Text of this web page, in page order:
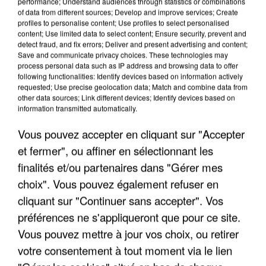
LES INTERVIEWS CHANTE
FRANCE
Voir plus
"JE SUIS À DISPOSITION DES
ENFOIRÉS"
"ON A TOUS LE TRAC"
"ON N'EST PAS DES PARENTS
of data from different sources; Develop and improve services; Create
profiles to personalise content; Use profiles to select personalised
content; Use limited data to select content; Ensure security, prevent and
detect fraud, and fix errors; Deliver and present advertising and content;
Save and communicate privacy choices. These technologies may
process personal data such as IP address and browsing data to offer
following functionalities: Identify devices based on information actively
requested; Use precise geolocation data; Match and combine data from
other data sources; Link different devices; Identify devices based on
information transmitted automatically.
Vous pouvez accepter en cliquant sur "Accepter
et fermer", ou affiner en sélectionnant les
finalités et/ou partenaires dans "Gérer mes
choix". Vous pouvez également refuser en
cliquant sur "Continuer sans accepter". Vos
préférences ne s'appliqueront que pour ce site.
Vous pouvez mettre à jour vos choix, ou retirer
votre consentement à tout moment via le lien